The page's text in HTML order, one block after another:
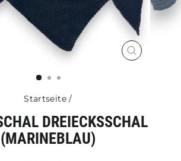
Startseite /
DREIECKSSCHAL
(MARINEBLAU)